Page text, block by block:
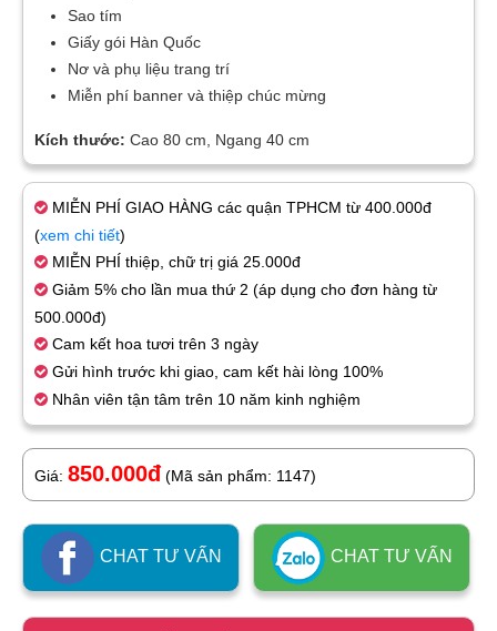
Sao tím
Giấy gói Hàn Quốc
Nơ và phụ liệu trang trí
Miễn phí banner và thiệp chúc mừng
Kích thước: Cao 80 cm, Ngang 40 cm
MIỄN PHÍ GIAO HÀNG các quận TPHCM từ 400.000đ
(xem chi tiết)
MIỄN PHÍ thiệp, chữ trị giá 25.000đ
Giảm 5% cho lần mua thứ 2 (áp dụng cho đơn hàng từ
500.000đ)
Cam kết hoa tươi trên 3 ngày
Gửi hình trước khi giao, cam kết hài lòng 100%
Nhân viên tận tâm trên 10 năm kinh nghiệm
Giá: 850.000đ (Mã sản phẩm: 1147)
CHAT TƯ VẤN CHAT TƯ VẤN